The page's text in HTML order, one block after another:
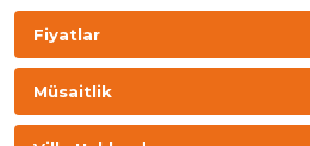
Fiyatlar
Müsaitlik